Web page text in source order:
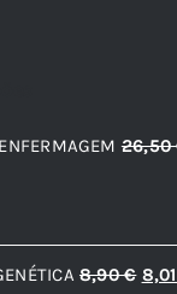
26,50
8,90€ O
8,01